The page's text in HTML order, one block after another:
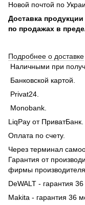
Новой почтой по
Доставка
по продажах в
Подробнее о доставке
Наличными при
Банковской картой.
Privat24.
Monobank.
LiqPay от ПриватБанк.
Оплата по счету.
Через терминал
Гарантия от
фирмы производителя
DeWALT - гарантия
Makita - гарантия 36